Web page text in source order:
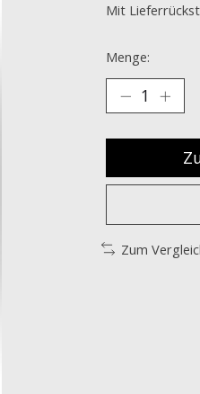
Mit
Menge:
Zum